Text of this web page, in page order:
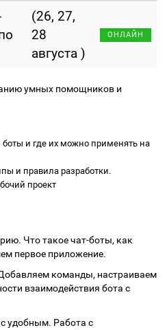
(26, 27,
28
августа )
ОНЛАЙН
умных помощников и
и где их можно применять на
и правила разработки.
проект
Что такое чат-боты, как
первое приложение.
команды, настраиваем
взаимодействия бота с
удобным. Работа с